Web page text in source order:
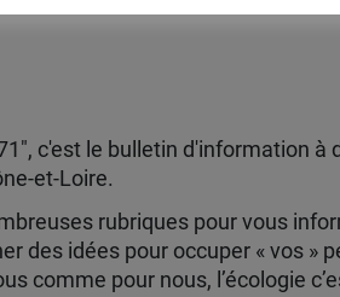
c'est le bulletin d'information
et-Loire.
rubriques pour vous
des idées pour occuper « vos »
comme pour nous, l’écologie